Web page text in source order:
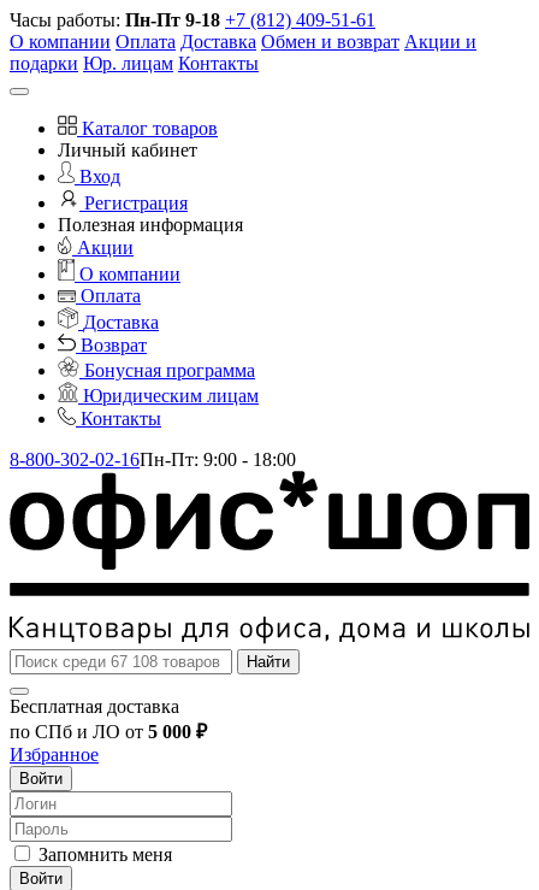
Часы работы: Пн-Пт 9-18 +7 (812) 409-51-61
О компании Оплата Доставка Обмен и возврат Акции и
подарки Юр. лицам Контакты
Каталог товаров
Личный кабинет
Вход
Регистрация
Полезная информация
Акции
О компании
Оплата
Доставка
Возврат
Бонусная программа
Юридическим лицам
Контакты
8-800-302-02-16Пн-Пт: 9:00 - 18:00
Найти
Бесплатная доставка
по СПб и ЛО от 5 000 ₽
Избранное
Войти
Запомнить меня
Войти